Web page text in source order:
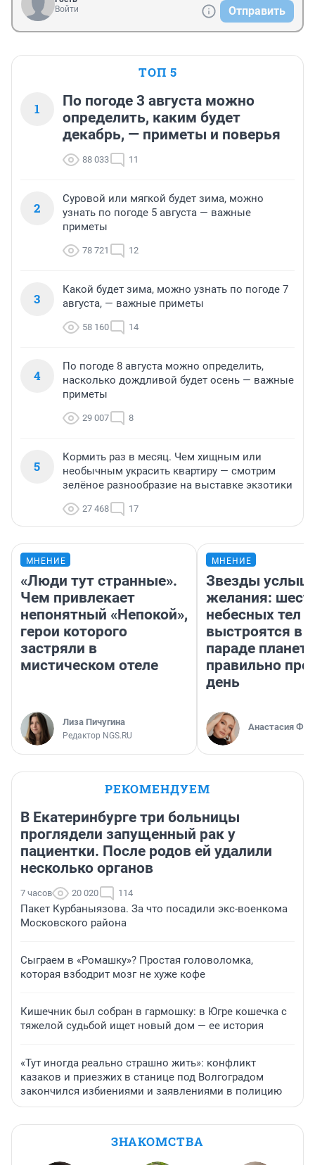
Войти
Отправить
ТОП 5
1
По погоде 3 августа можно
определить, каким будет
декабрь, — приметы и поверья
88 033 11
2
Суровой или мягкой будет зима, можно
узнать по погоде 5 августа — важные
приметы
78 721 12
3
Какой будет зима, можно узнать по погоде 7
августа, — важные приметы
58 160 14
4
По погоде 8 августа можно определить,
насколько дождливой будет осень — важные
приметы
29 007 8
5
Кормить раз в месяц. Чем хищным или
необычным украсить квартиру — смотрим
зелёное разнообразие на выставке экзотики
27 468 17
МНЕНИЕ
«Люди тут странные».
Чем привлекает
непонятный «Непокой»,
герои которого
застряли в
мистическом отеле
Лиза Пичугина
Редактор NGS.RU
МНЕНИЕ
Звезды
желания:
небесных тел
выстроятся в
параде планет
правильно
день
Анастасия
РЕКОМЕНДУЕМ
В Екатеринбурге три больницы
проглядели запущенный рак у
пациентки. После родов ей удалили
несколько органов
7 часов 20 020 114
Пакет Курбаныязова. За что посадили экс-военкома
Московского района
Сыграем в «Ромашку»? Простая головоломка,
которая взбодрит мозг не хуже кофе
Кишечник был собран в гармошку: в Югре кошечка с
тяжелой судьбой ищет новый дом — ее история
«Тут иногда реально страшно жить»: конфликт
казаков и приезжих в станице под Волгоградом
закончился избиениями и заявлениями в полицию
ЗНАКОМСТВА